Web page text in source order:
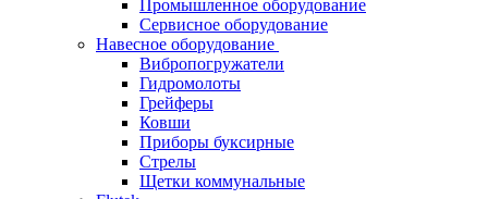
Промышленное оборудование
Сервисное оборудование
Навесное оборудование
Вибропогружатели
Гидромолоты
Грейферы
Ковши
Приборы буксирные
Стрелы
Щетки коммунальные